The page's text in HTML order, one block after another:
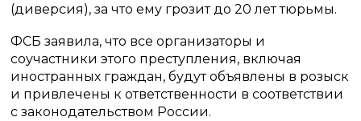
(диверсия), за что ему грозит до 20 лет тюрьмы.
ФСБ заявила, что все организаторы и
соучастники этого преступления, включая
иностранных граждан, будут объявлены в розыск
и привлечены к ответственности в соответствии
с законодательством России.